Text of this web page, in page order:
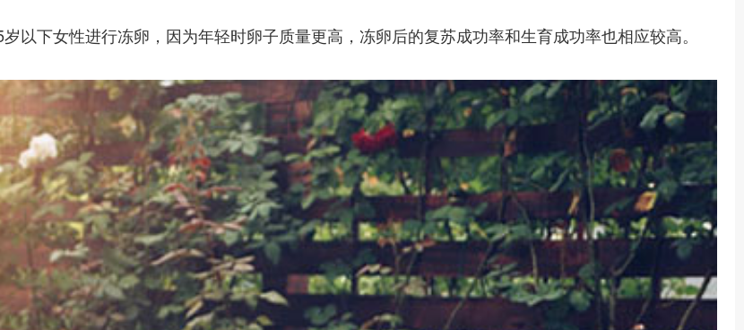
以下女性进行冻卵，因为年轻时卵子质量更高，冻卵后的复苏成功率和生育成功率也相应较高。